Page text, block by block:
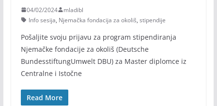
04/02/2024
mladibl
Info sesija, Njemačka fondacija za okoliš, stipendije
Pošaljite svoju prijavu za program stipendiranja
Njemačke fondacije za okoliš (Deutsche
BundesstiftungUmwelt DBU) za Master diplomce iz
Centralne i Istočne
Read More